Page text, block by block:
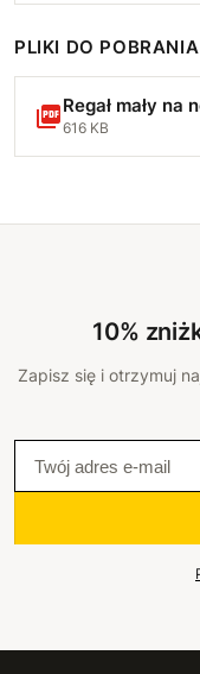
PLIKI DO POBRANIA
616 KB
10%
Zapisz się i otrzymuj